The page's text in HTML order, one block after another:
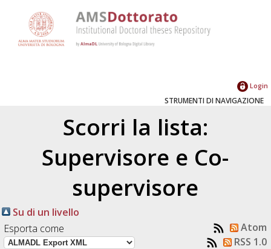
Login
STRUMENTI DI NAVIGAZIONE
Scorri la lista:
Supervisore e Co-
supervisore
Su di un livello
Esporta come
Atom
RSS 1.0